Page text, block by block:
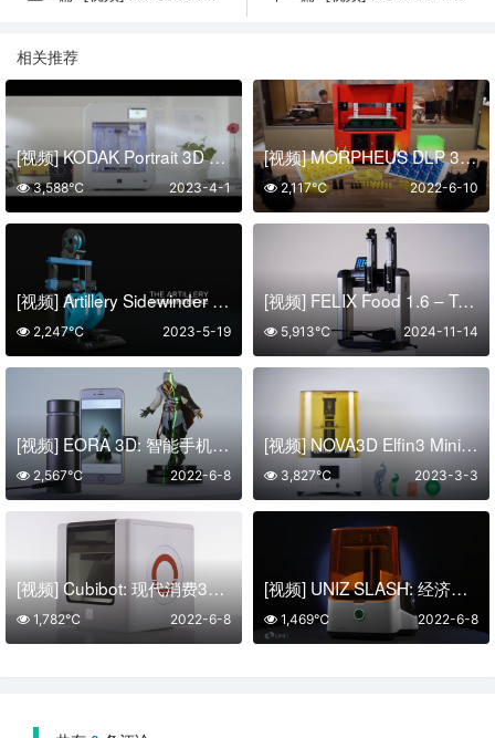
相关推荐
[视频] KODAK Portrait 3D Printer – 柯达，不只是相机！
2023-4-1
3,588℃
[视频] MORPHEUS DLP 3D打印机: 让事情变得更大、更容易、更快
2022-6-10
2,117℃
[视频] Artillery Sidewinder X2 含自主研发ABL自动调平的FDM 3D打印机
2023-5-19
2,247℃
[视频] FELIX Food 1.6 – Twin Head 双头食品3D打印机
2024-11-14
5,913℃
[视频] EORA 3D: 智能手机上的高精度3D扫描仪
2022-6-8
2,567℃
[视频] NOVA3D Elfin3 Mini 光固化3D打印机 入门级最佳选择
2023-3-3
3,827℃
[视频] Cubibot: 现代消费3D打印机的新标准
2022-6-8
1,782℃
[视频] UNIZ SLASH: 经济实惠的专业3D打印机的下一个级别
2022-6-8
1,469℃